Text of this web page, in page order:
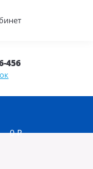
456
0 ₽